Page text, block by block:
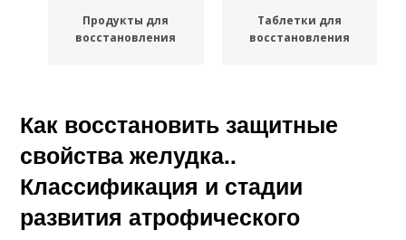
Продукты для
восстановления
Таблетки для
восстановления
Как восстановить защитные
свойства желудка..
Классификация и стадии
развития атрофического